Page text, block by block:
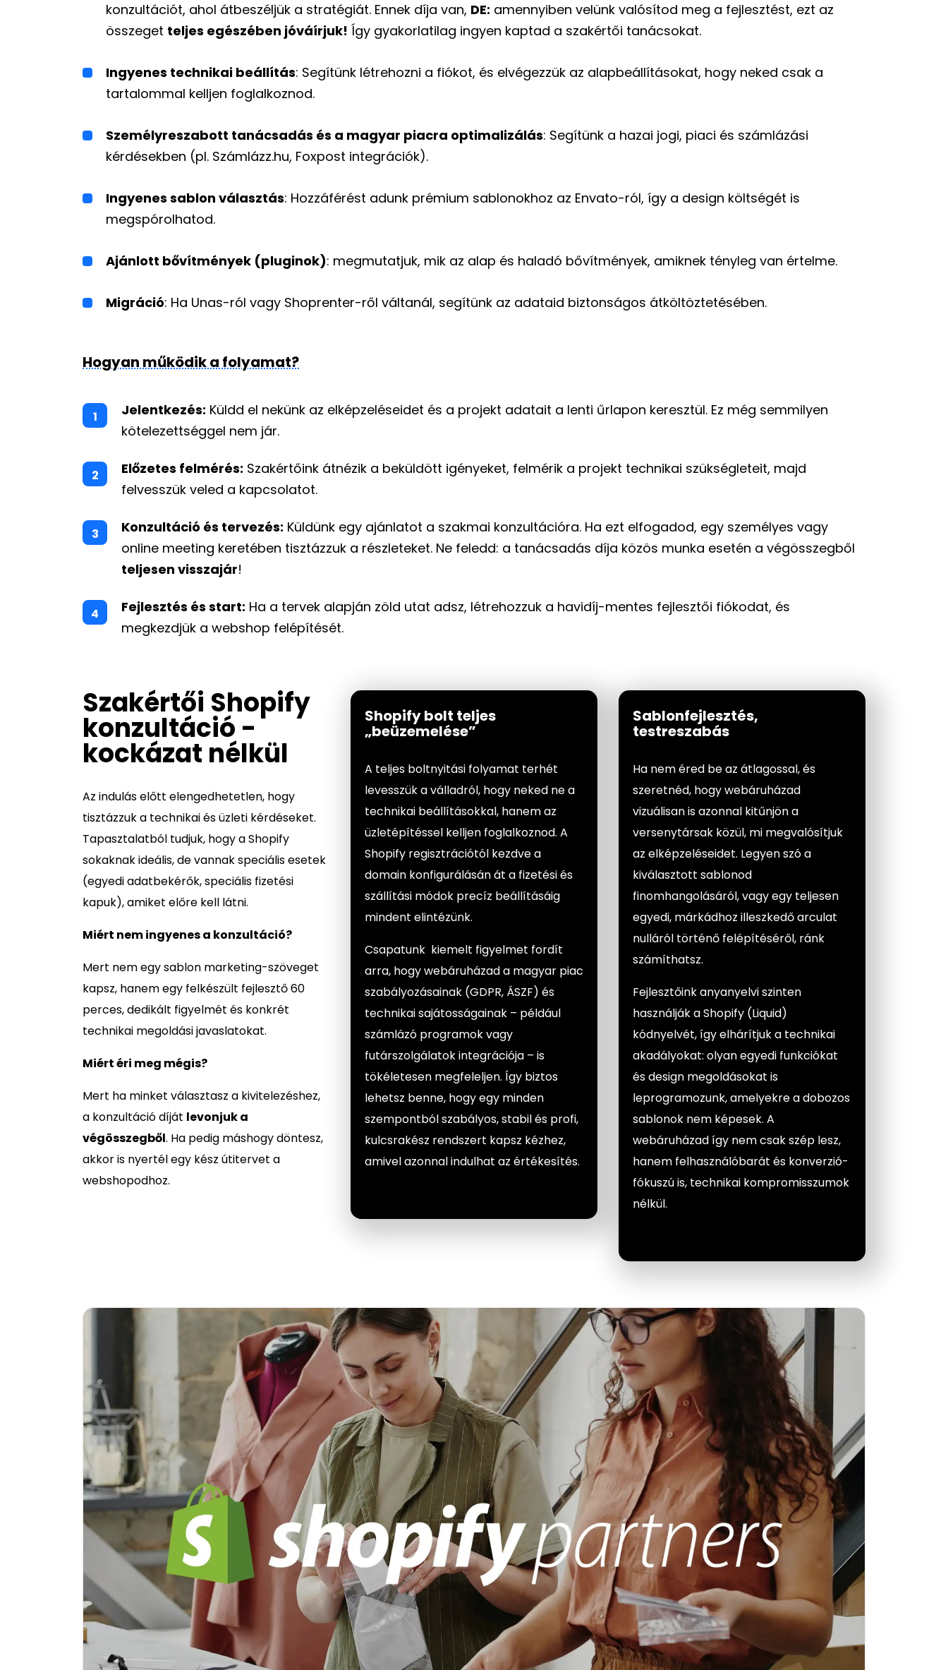
konzultációt, ahol átbeszéljük a stratégiát. Ennek díja van, DE: amennyiben velünk valósítod meg a fejlesztést, ezt az
összeget teljes egészében jóváírjuk! Így gyakorlatilag ingyen kaptad a szakértői tanácsokat.
Ingyenes technikai beállítás: Segítünk létrehozni a fiókot, és elvégezzük az alapbeállításokat, hogy neked csak a
tartalommal kelljen foglalkoznod.
Személyreszabott tanácsadás és a magyar piacra optimalizálás: Segítünk a hazai jogi, piaci és számlázási
kérdésekben (pl. Számlázz.hu, Foxpost integrációk).
Ingyenes sablon választás: Hozzáférést adunk prémium sablonokhoz az Envato-ról, így a design költségét is
megspórolhatod.
Ajánlott bővítmények (pluginok): megmutatjuk, mik az alap és haladó bővítmények, amiknek tényleg van értelme.
Migráció: Ha Unas-ról vagy Shoprenter-ről váltanál, segítünk az adataid biztonságos átköltöztetésében.
Hogyan működik a folyamat?
Jelentkezés: Küldd el nekünk az elképzeléseidet és a projekt adatait a lenti űrlapon keresztül. Ez még semmilyen
kötelezettséggel nem jár.
Előzetes felmérés: Szakértőink átnézik a beküldött igényeket, felmérik a projekt technikai szükségleteit, majd
felvesszük veled a kapcsolatot.
Konzultáció és tervezés: Küldünk egy ajánlatot a szakmai konzultációra. Ha ezt elfogadod, egy személyes vagy
online meeting keretében tisztázzuk a részleteket. Ne feledd: a tanácsadás díja közös munka esetén a végösszegből
teljesen visszajár!
Fejlesztés és start: Ha a tervek alapján zöld utat adsz, létrehozzuk a havidíj-mentes fejlesztői fiókodat, és
megkezdjük a webshop felépítését.
Szakértői Shopify
konzultáció -
kockázat nélkül
Az indulás előtt elengedhetetlen, hogy
tisztázzuk a technikai és üzleti kérdéseket.
Tapasztalatból tudjuk, hogy a Shopify
sokaknak ideális, de vannak speciális esetek
(egyedi adatbekérők, speciális fizetési
kapuk), amiket előre kell látni.
Miért nem ingyenes a konzultáció?
Mert nem egy sablon marketing-szöveget
kapsz, hanem egy felkészült fejlesztő 60
perces, dedikált figyelmét és konkrét
technikai megoldási javaslatokat.
Miért éri meg mégis?
Mert ha minket választasz a kivitelezéshez,
a konzultáció díját levonjuk a
végösszegből. Ha pedig máshogy döntesz,
akkor is nyertél egy kész útitervet a
webshopodhoz.
Shopify bolt teljes
„beüzemelése”
A teljes boltnyitási folyamat terhét
levesszük a válladról, hogy neked ne a
technikai beállításokkal, hanem az
üzletépítéssel kelljen foglalkoznod. A
Shopify regisztrációtól kezdve a
domain konfigurálásán át a fizetési és
szállítási módok precíz beállításáig
mindent elintézünk.
Csapatunk kiemelt figyelmet fordít
arra, hogy webáruházad a magyar piac
szabályozásainak (GDPR, ÁSZF) és
technikai sajátosságainak – például
számlázó programok vagy
futárszolgálatok integrációja – is
tökéletesen megfeleljen. Így biztos
lehetsz benne, hogy egy minden
szempontból szabályos, stabil és profi,
kulcsrakész rendszert kapsz kézhez,
amivel azonnal indulhat az értékesítés.
Sablonfejlesztés,
testreszabás
Ha nem éred be az átlagossal, és
szeretnéd, hogy webáruházad
vizuálisan is azonnal kitűnjön a
versenytársak közül, mi megvalósítjuk
az elképzeléseidet. Legyen szó a
kiválasztott sablonod
finomhangolásáról, vagy egy teljesen
egyedi, márkádhoz illeszkedő arculat
nulláról történő felépítéséről, ránk
számíthatsz.
Fejlesztőink anyanyelvi szinten
használják a Shopify (Liquid)
kódnyelvét, így elhárítjuk a technikai
akadályokat: olyan egyedi funkciókat
és design megoldásokat is
leprogramozunk, amelyekre a dobozos
sablonok nem képesek. A
webáruházad így nem csak szép lesz,
hanem felhasználóbarát és konverzió-
fókuszú is, technikai kompromisszumok
nélkül.